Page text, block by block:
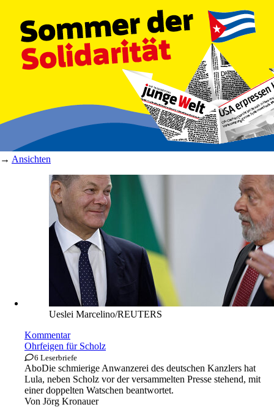
→ Ansichten
Ueslei Marcelino/REUTERS
Kommentar
Ohrfeigen für Scholz
6 Leserbriefe
AboDie schmierige Anwanzerei des deutschen Kanzlers hat
Lula, neben Scholz vor der versammelten Presse stehend, mit
einer doppelten Watschen beantwortet.
Von Jörg Kronauer